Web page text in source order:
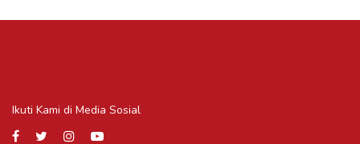
Ikuti Kami di Media Sosial